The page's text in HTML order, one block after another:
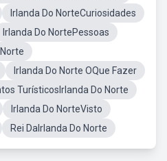
Irlanda Do NorteCuriosidades
Irlanda Do NortePessoas
Irlanda Do Norte OQue Fazer
TurísticosIrlanda Do Norte
Irlanda Do NorteVisto
Rei DaIrlanda Do Norte